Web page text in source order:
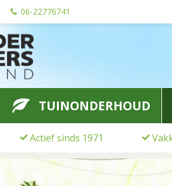
06-22776741
TUINONDERHOUD
Actief sinds 1971